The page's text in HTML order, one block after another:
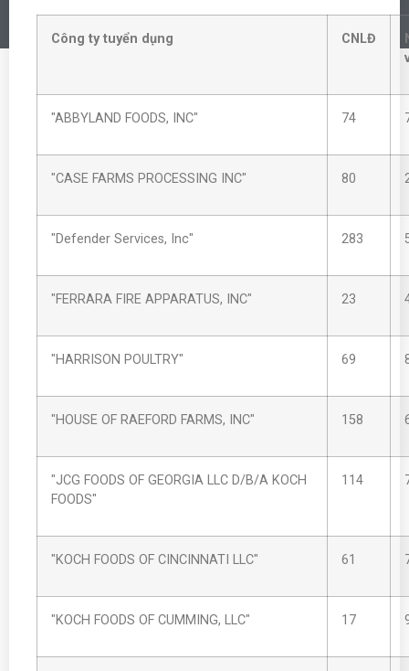
Công ty tuyển dụng CNLĐ
"ABBYLAND FOODS, INC" 74
"CASE FARMS PROCESSING INC" 80
"Defender Services, Inc" 283
"FERRARA FIRE APPARATUS, INC" 23
"HARRISON POULTRY" 69
"HOUSE OF RAEFORD FARMS, INC" 158
"JCG FOODS OF GEORGIA LLC D/B/A KOCH
FOODS"
114
"KOCH FOODS OF CINCINNATI LLC" 61
"KOCH FOODS OF CUMMING, LLC" 17